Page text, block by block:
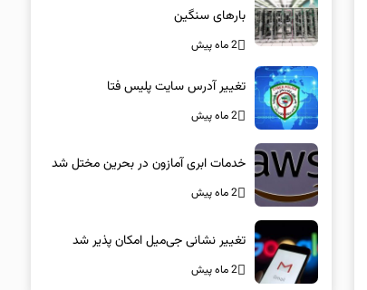
بارهای سنگین
2 ماه پیش
تغییر آدرس سایت پلیس فتا
2 ماه پیش
خدمات ابری آمازون در بحرین مختل شد
2 ماه پیش
تغییر نشانی جی‌میل امکان پذیر شد
2 ماه پیش